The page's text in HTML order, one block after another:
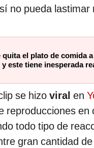
no pueda lastimar
quita el plato de comida
y este tiene inesperada
se hizo viral en
reproducciones en
todo tipo de
gran cantidad